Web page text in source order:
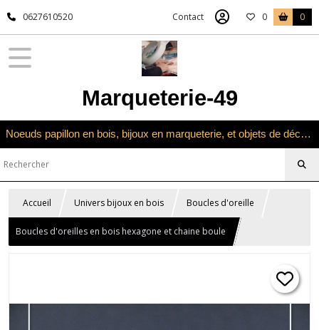
0627610520 Contact 0 0
Marqueterie-49
Noeuds papillon en bois, bijoux en marqueterie, et objets de décoration en marqueterie bois
Accueil Univers bijoux en bois Boucles d'oreille
Boucles d'oreilles en bois hexagone et chaine boule